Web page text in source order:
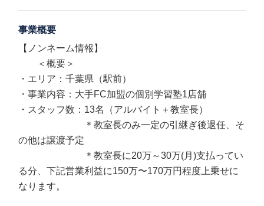
事業概要
【ノンネーム情報】
＜概要＞
・エリア：千葉県（駅前）
・事業内容：大手FC加盟の個別学習塾1店舗
・スタッフ数：13名（アルバイト＋教室長）
＊教室長のみ一定の引継ぎ後退任、そ
の他は譲渡予定
＊教室長に20万～30万(月)支払ってい
る分、下記営業利益に150万〜170万円程度上乗せに
なります。